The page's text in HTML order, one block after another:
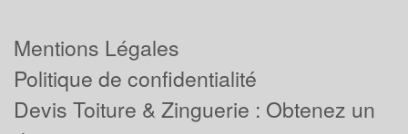
Mentions Légales
Politique de confidentialité
Devis Toiture & Zinguerie : Obtenez un